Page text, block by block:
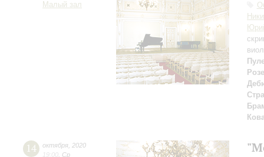
Малый зал
14 октября 2020
19:00 Ср